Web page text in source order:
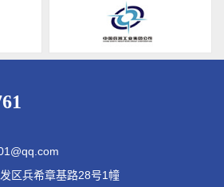
区兵希章基路28号1幢